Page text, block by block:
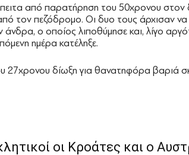
από παρατήρηση του 50χρονου στον
τον πεζόδρομο. Οι δυο τους άρχισαν
άνδρα, ο οποίος λιποθύμησε και, λίγο
ημέρα κατέληξε.
27χρονου δίωξη για θανατηφόρα βαριά
οι Κροάτες και ο